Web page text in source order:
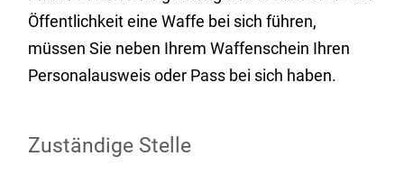
Öffentlichkeit eine Waffe bei sich führen,
müssen Sie neben Ihrem Waffenschein Ihren
Personalausweis oder Pass bei sich haben.
Zuständige Stelle